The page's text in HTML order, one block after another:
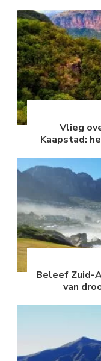
Vlieg
Kaapstad:
Beleef Zuid-
van